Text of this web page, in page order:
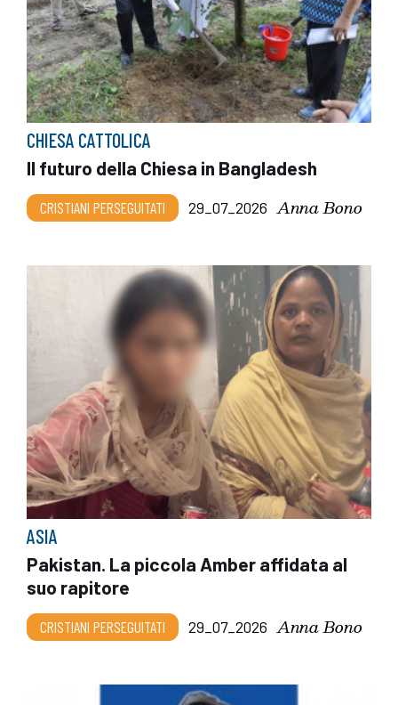
CHIESA CATTOLICA
Il futuro della Chiesa in Bangladesh
CRISTIANI PERSEGUITATI 29_07_2026 Anna Bono
ASIA
Pakistan. La piccola Amber affidata al
suo rapitore
CRISTIANI PERSEGUITATI 29_07_2026 Anna Bono